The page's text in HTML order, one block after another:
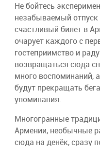
Не бойтесь
незабываемый отпуск
счастливый билет в
очарует каждого с
гостеприимство и
возвращаться сюда
много воспоминаний,
будут прекращать
упоминания.
Многогранные
Армении, необычные
сюда на денёк, сразу